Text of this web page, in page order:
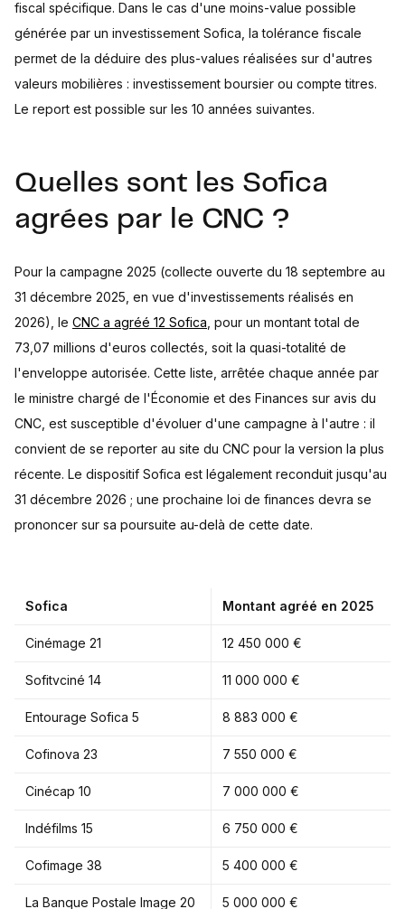
fiscal spécifique. Dans le cas d'une moins-value possible
générée par un investissement Sofica, la tolérance fiscale
permet de la déduire des plus-values réalisées sur d'autres
valeurs mobilières : investissement boursier ou compte titres.
Le report est possible sur les 10 années suivantes.
Quelles sont les Sofica
agrées par le CNC ?
Pour la campagne 2025 (collecte ouverte du 18 septembre au
31 décembre 2025, en vue d'investissements réalisés en
2026), le CNC a agréé 12 Sofica , pour un montant total de
73,07 millions d'euros collectés, soit la quasi-totalité de
l'enveloppe autorisée. Cette liste, arrêtée chaque année par
le ministre chargé de l'Économie et des Finances sur avis du
CNC, est susceptible d'évoluer d'une campagne à l'autre : il
convient de se reporter au site du CNC pour la version la plus
récente. Le dispositif Sofica est légalement reconduit jusqu'au
31 décembre 2026 ; une prochaine loi de finances devra se
prononcer sur sa poursuite au-delà de cette date.
Sofica Montant agréé en 2025
Cinémage 21 12 450 000 €
Sofitvciné 14 11 000 000 €
Entourage Sofica 5 8 883 000 €
Cofinova 23 7 550 000 €
Cinécap 10 7 000 000 €
Indéfilms 15 6 750 000 €
Cofimage 38 5 400 000 €
La Banque Postale Image 20 5 000 000 €